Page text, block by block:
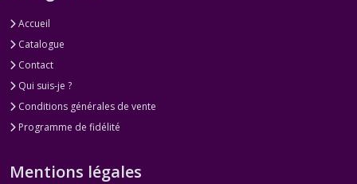
Accueil
Catalogue
Contact
Qui suis-je ?
Conditions générales de vente
Programme de fidélité
Mentions légales